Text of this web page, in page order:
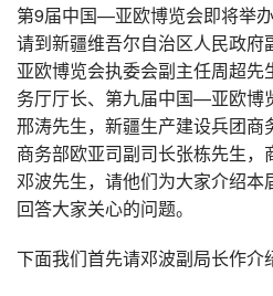
第9届中国—亚欧博览会即将举
请到新疆维吾尔自治区人民政
亚欧博览会执委会副主任周超先
务厅厅长、第九届中国—亚欧博
邢涛先生，新疆生产建设兵团商
商务部欧亚司副司长张栋先生，
邓波先生，请他们为大家介绍本
回答大家关心的问题。
下面我们首先请邓波副局长作介